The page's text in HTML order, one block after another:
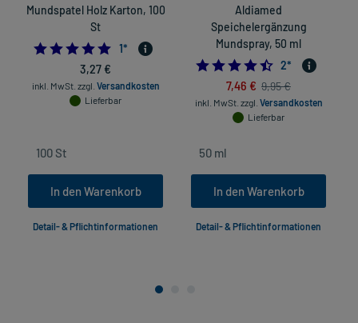
Mundspatel Holz Karton, 100
St
5.0
1*
3,27 €
inkl. MwSt. zzgl. Versandkosten
Lieferbar
In den Warenkorb
Detail- & Pflichtinformationen
Aldiamed
Speichelergänzung
Mundspray, 50 ml
4.5
2*
7,46 € 9,95 €
inkl. MwSt. zzgl. Versandkosten
Lieferbar
In den Warenkorb
Detail- & Pflichtinformationen